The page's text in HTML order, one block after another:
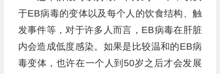
于EB病毒的变体以及每个人的饮食结构、触
发事件等，对于许多人而言，EB病毒在肝脏
内会造成低度感染。如果是比较温和的EB病
毒变体，也许在一个人到50岁之后才会发展